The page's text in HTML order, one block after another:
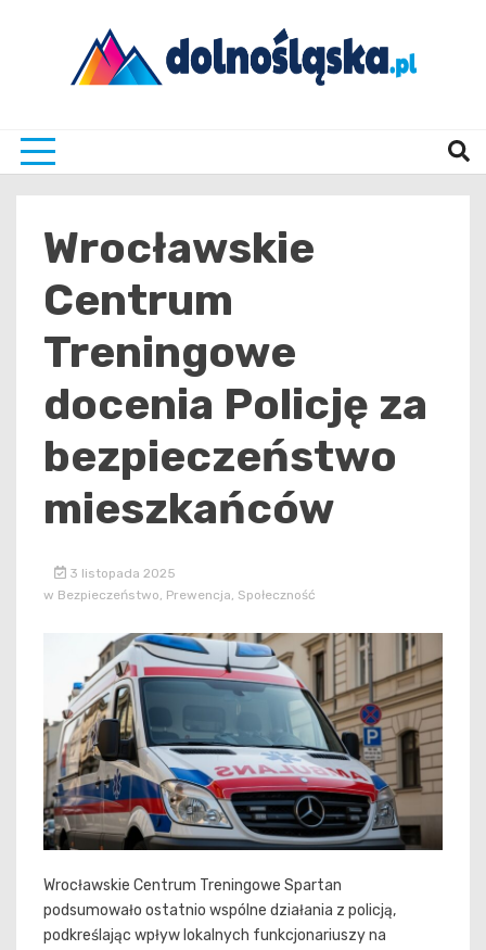
Wrocławskie
Centrum
Treningowe
docenia Policję za
bezpieczeństwo
mieszkańców
3 listopada 2025
w Bezpieczeństwo Prewencja Społeczność
Wrocławskie Centrum Treningowe Spartan
podsumowało ostatnio wspólne działania z policją,
podkreślając wpływ lokalnych funkcjonariuszy na